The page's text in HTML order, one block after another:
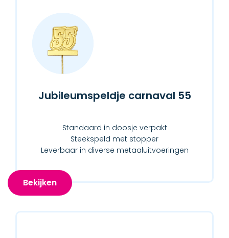
Jubileumspeldje carnaval 55
Standaard in doosje verpakt
Steekspeld met stopper
Leverbaar in diverse metaaluitvoeringen
Bekijken